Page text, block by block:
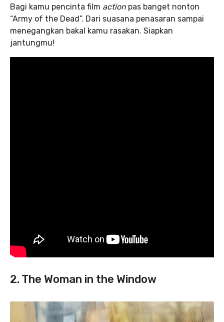
Bagi kamu pencinta film action pas banget nonton
“Army of the Dead”. Dari suasana penasaran sampai
menegangkan bakal kamu rasakan. Siapkan
jantungmu!
2. The Woman in the Window